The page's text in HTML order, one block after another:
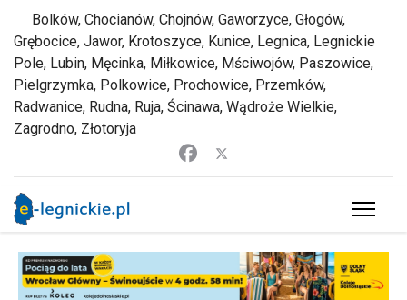
Bolków, Chocianów, Chojnów, Gaworzyce, Głogów,
Grębocice, Jawor, Krotoszyce, Kunice, Legnica, Legnickie
Pole, Lubin, Męcinka, Miłkowice, Mściwojów, Paszowice,
Pielgrzymka, Polkowice, Prochowice, Przemków,
Radwanice, Rudna, Ruja, Ścinawa, Wądroże Wielkie,
Zagrodno, Złotoryja